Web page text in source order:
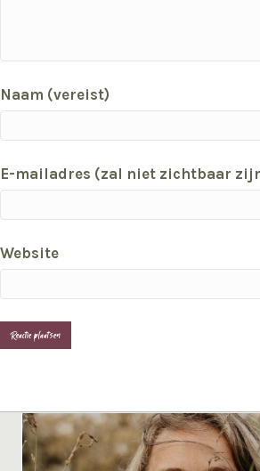
Naam (vereist)
E-mailadres (zal niet zichtbaar
Website